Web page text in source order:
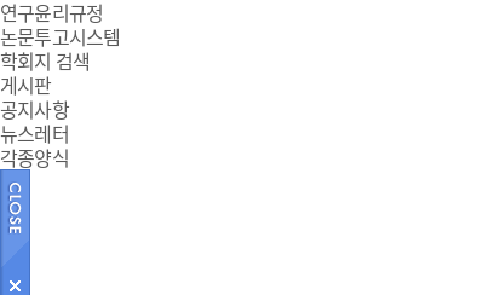
연구윤리규정
논문투고시스템
학회지 검색
게시판
공지사항
뉴스레터
각종양식